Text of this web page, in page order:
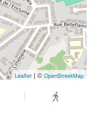
Leaflet | © OpenStreetMap